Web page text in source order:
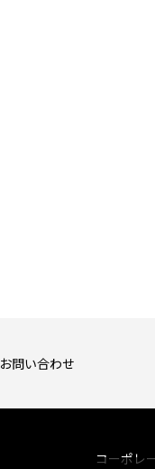
お問い合わせ
コーポレ